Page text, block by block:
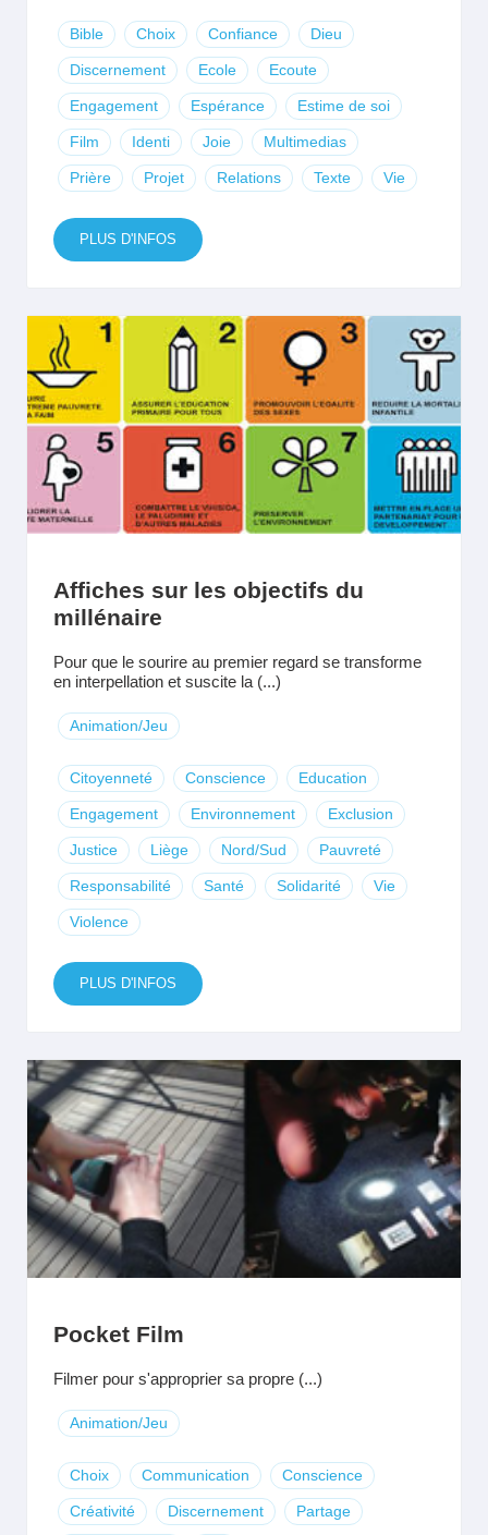
Bible Choix Confiance Dieu
Discernement Ecole Ecoute
Engagement Espérance Estime de soi
Film Identi Joie Multimedias
Prière Projet Relations Texte Vie
PLUS D'INFOS
Affiches sur les objectifs du
millénaire
Pour que le sourire au premier regard se transforme
en interpellation et suscite la (...)
Animation/Jeu
Citoyenneté Conscience Education
Engagement Environnement Exclusion
Justice Liège Nord/Sud Pauvreté
Responsabilité Santé Solidarité Vie
Violence
PLUS D'INFOS
Pocket Film
Filmer pour s'approprier sa propre (...)
Animation/Jeu
Choix Communication Conscience
Créativité Discernement Partage